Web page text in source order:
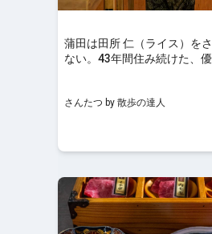
蒲田は田所 仁（ライス）を
ない。43年間住み続けた、
さんたつ by 散歩の達人